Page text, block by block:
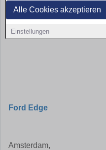
Alle Cookies akzeptieren
Einstellungen
Ford Edge
Amsterdam,